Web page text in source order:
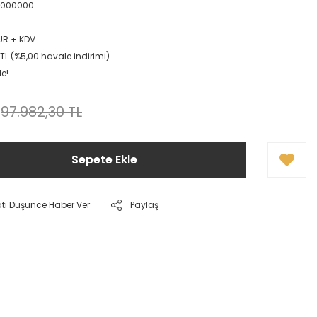
+ KDV
(%5,00 havale indirimi)
97.982,30 TL
Sepete Ekle
Düşünce Haber Ver Paylaş